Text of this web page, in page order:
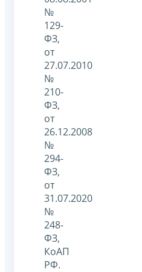
№
129-
ФЗ,
от
27.07.2010
№
210-
ФЗ,
от
26.12.2008
№
294-
ФЗ,
от
31.07.2020
№
248-
ФЗ,
КоАП
РФ.